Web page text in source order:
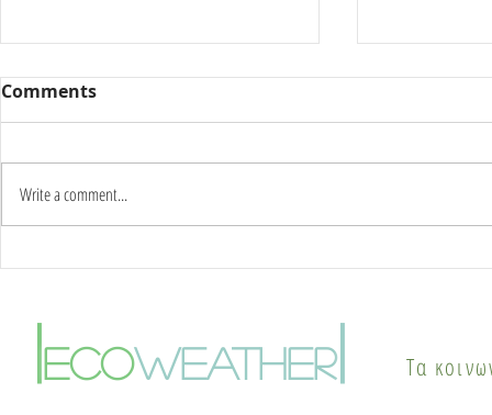
Καύσωνας δύο ημερών:
Πότε αλλάζει το σκηνικό
του καιρού
Γιατί οι
λύσεις
Comments
Write a comment...
ecoweather| Τα